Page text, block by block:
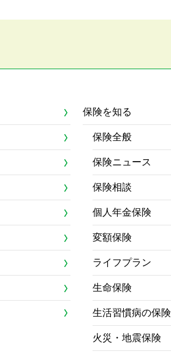
保険を知る
保険全般
保険ニュース
保険相談
個人年金保険
変額保険
ライフプラン
生命保険
生活習慣病の保険
火災・地震保険